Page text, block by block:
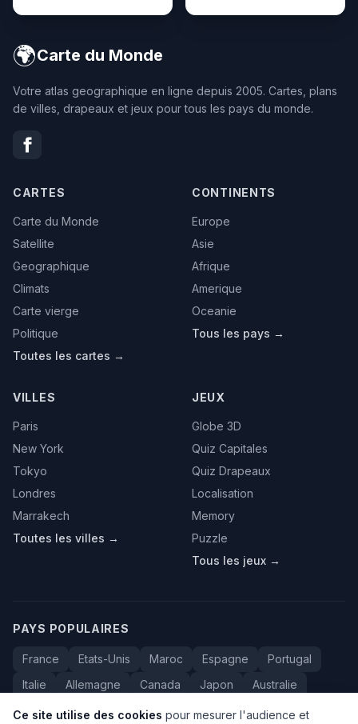
🌍Carte du Monde
Votre atlas geographique en ligne depuis 2005. Cartes, plans
de villes, drapeaux et jeux pour tous les pays du monde.
CARTES
Carte du Monde
Satellite
Geographique
Climats
Carte vierge
Politique
Toutes les cartes →
CONTINENTS
Europe
Asie
Afrique
Amerique
Oceanie
Tous les pays →
VILLES
Paris
New York
Tokyo
Londres
Marrakech
Toutes les villes →
JEUX
Globe 3D
Quiz Capitales
Quiz Drapeaux
Localisation
Memory
Puzzle
Tous les jeux →
PAYS POPULAIRES
France Etats-Unis Maroc Espagne
Portugal
Italie
Allemagne Canada Japon
Australie
Bresil
Algerie Tunisie Belgique Drapeaux
Ce site utilise des cookies pour mesurer l'audience et